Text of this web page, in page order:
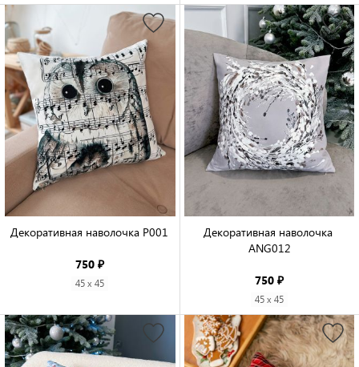
Декоративная наволочка P001
750 ₽
45 x 45
Декоративная наволочка
ANG012
750 ₽
45 x 45